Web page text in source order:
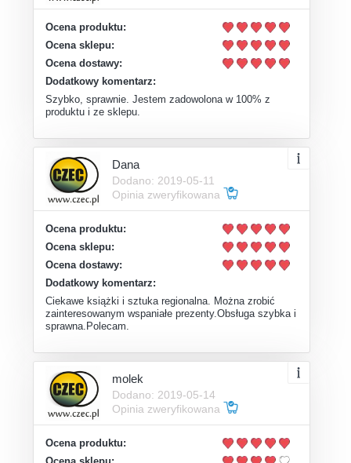
Ocena produktu:
Ocena sklepu:
Ocena dostawy:
Dodatkowy komentarz:
Szybko, sprawnie. Jestem zadowolona w 100% z
produktu i ze sklepu.
Dana
Dodano: 2019-05-11
Opinia zweryfikowana
Ocena produktu:
Ocena sklepu:
Ocena dostawy:
Dodatkowy komentarz:
Ciekawe książki i sztuka regionalna. Można zrobić
zainteresowanym wspaniałe prezenty.Obsługa szybka i
sprawna.Polecam.
molek
Dodano: 2019-05-14
Opinia zweryfikowana
Ocena produktu: